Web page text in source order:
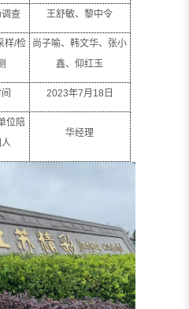
查 王舒敏、黎中令
样/检
尚子喻、韩文华、张小
鑫、仰红玉
2023年7月 18 日
位陪
人
华经理